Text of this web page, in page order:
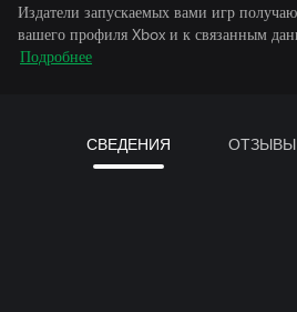
Издатели запускаемых вами игр
вашего профиля Xbox и к связанным
Подробнее
СВЕДЕНИЯ ОТЗЫВЫ